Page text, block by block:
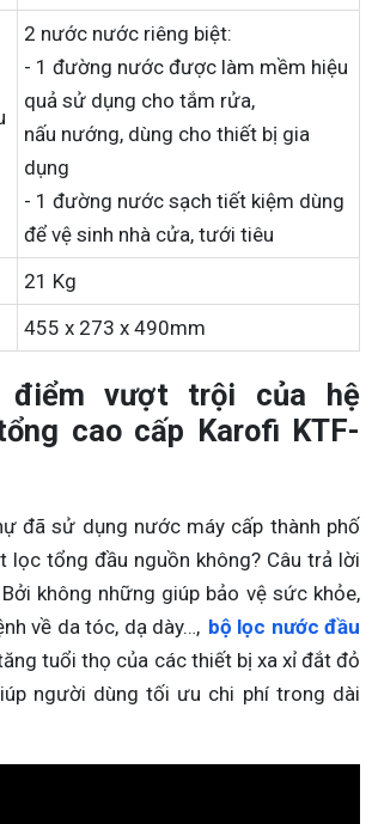
2 nước nước riêng biệt:
- 1 đường nước được làm mềm hiệu
quả sử dụng cho tắm rửa,
nấu nướng, dùng cho thiết bị gia
dụng
- 1 đường nước sạch tiết kiệm dùng
để vệ sinh nhà cửa, tưới tiêu
21 Kg
455 x 273 x 490mm
điểm vượt trội của hệ
cao cấp Karofi KTF-
đã sử dụng nước máy cấp thành phố
lọc tổng đầu nguồn không? Câu trả lời
không những giúp bảo vệ sức khỏe,
về da tóc, dạ dày…, bộ lọc nước đầu
tuổi thọ của các thiết bị xa xỉ đắt đỏ
người dùng tối ưu chi phí trong dài